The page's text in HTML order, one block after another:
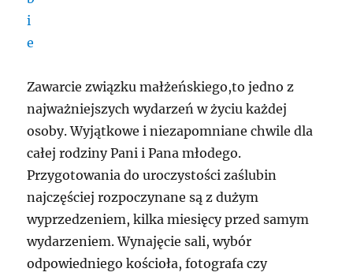
Zawarcie związku małżeńskiego,to jedno z
najważniejszych wydarzeń w życiu każdej
osoby. Wyjątkowe i niezapomniane chwile dla
całej rodziny Pani i Pana młodego.
Przygotowania do uroczystości zaślubin
najczęściej rozpoczynane są z dużym
wyprzedzeniem, kilka miesięcy przed samym
wydarzeniem. Wynajęcie sali, wybór
odpowiedniego kościoła, fotografa czy